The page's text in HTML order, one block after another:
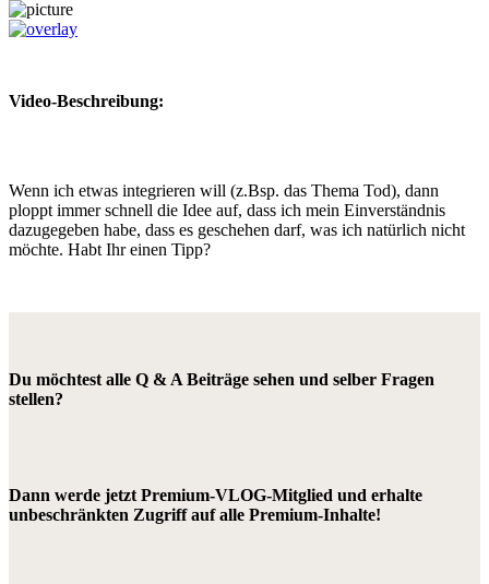
Video-Beschreibung:
Wenn ich etwas integrieren will (z.Bsp. das Thema Tod), dann
ploppt immer schnell die Idee auf, dass ich mein Einverständnis
dazugegeben habe, dass es geschehen darf, was ich natürlich nicht
möchte. Habt Ihr einen Tipp?
Du möchtest alle Q & A Beiträge sehen und selber Fragen
stellen?
Dann werde jetzt Premium-VLOG-Mitglied und erhalte
unbeschränkten Zugriff auf alle Premium-Inhalte!